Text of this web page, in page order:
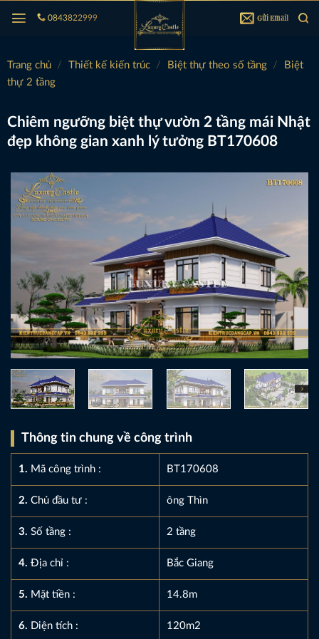
qua
dung
0843822999 Gửi Email
Trang chủ / Thiết kế kiến trúc / Biệt thự theo số tầng /
Biệt
thự 2 tầng
Chiêm ngưỡng biệt thự vườn 2 tầng mái Nhật
đẹp không gian xanh lý tưởng BT170608
Thông tin chung về công trình
1. Mã công trình : BT170608
2. Chủ đầu tư : ông Thìn
3. Số tầng : 2 tầng
4. Địa chỉ : Bắc Giang
5. Mặt tiền : 14.8m
6. Diện tích : 120m2